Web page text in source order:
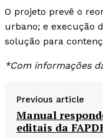
O projeto prevê o
urbano; e execução
solução para
*Com informações
Previous article
Manual
editais da